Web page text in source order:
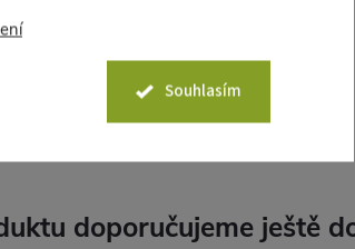
Souhlasím
Vitamin C Má
Studie
doporučujeme ještě